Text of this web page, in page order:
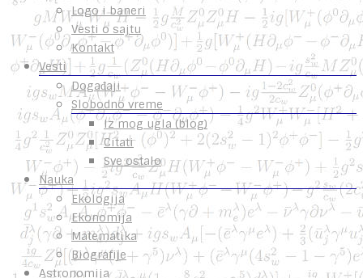
Logo i baneri
Vesti o sajtu
Kontakt
Vesti
Događaji
Slobodno vreme
Iz mog ugla (blog)
Citati
Sve ostalo
Nauka
Ekologija
Ekonomija
Matematika
Biografije
Astronomija